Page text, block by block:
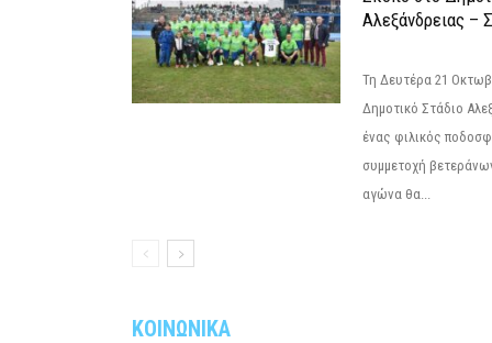
Αλεξάνδρειας –
Τη Δευτέρα 21
Δημοτικό Στάδιο
ένας φιλικός
συμμετοχή
αγώνα θα...
ΚΟΙΝΩΝΙΚΑ